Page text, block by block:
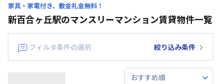
家具・家電付き、敷金礼金無料！
新百合ヶ丘駅のマンスリーマンション賃貸物件一覧
フィルタ条件の選択 絞り込み条件